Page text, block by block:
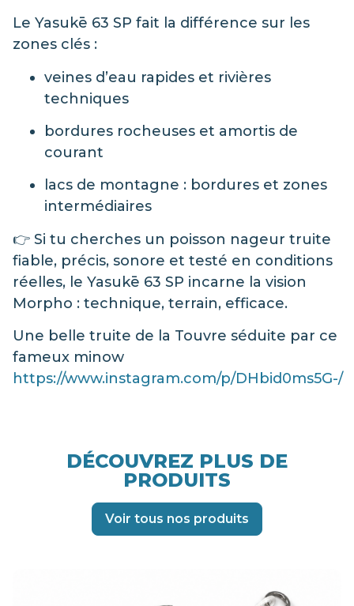
Le Yasukē 63 SP fait la différence sur les
zones clés :
veines d’eau rapides et rivières
techniques
bordures rocheuses et amortis de
courant
lacs de montagne : bordures et zones
intermédiaires
👉 Si tu cherches un poisson nageur truite
fiable, précis, sonore et testé en conditions
réelles, le Yasukē 63 SP incarne la vision
Morpho : technique, terrain, efficace.
Une belle truite de la Touvre séduite par ce
fameux minow
https://www.instagram.com/p/DHbid0ms5G-/
DÉCOUVREZ PLUS DE
PRODUITS
Voir tous nos produits